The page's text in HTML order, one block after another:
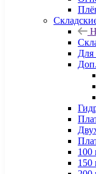
Для
100
150